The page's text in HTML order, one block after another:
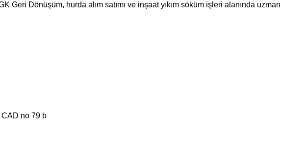
Geri Dönüşüm, hurda alım satımı ve inşaat yıkım söküm işleri alanında
CAD no 79 b